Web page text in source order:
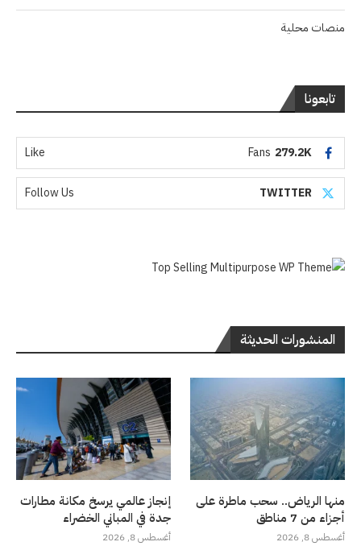
منصات محلية
تابعونا
279.2K
Fans
Like
TWITTER
Follow Us
المنشورات الحديثة
منها الرياض.. سحب ماطرة على
أجزاء من 7 مناطق
أغسطس 8, 2026
إنجاز عالمي يرسخ مكانة مطارات
جدة في المباني الخضراء
أغسطس 8, 2026